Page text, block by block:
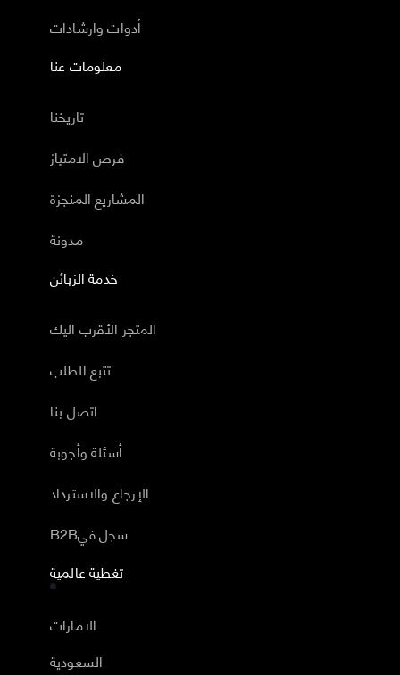
أدوات وارشادات
معلومات عنا
تاريخنا
فرص الامتياز
المشاريع المنجزة
مدونة
خدمة الزبائن
المتجر الأقرب اليك
تتبع الطلب
اتصل بنا
أسئلة وأجوبة
الإرجاع والاسترداد
B2Bسجل في
تغطية عالمية
الامارات
السعودية